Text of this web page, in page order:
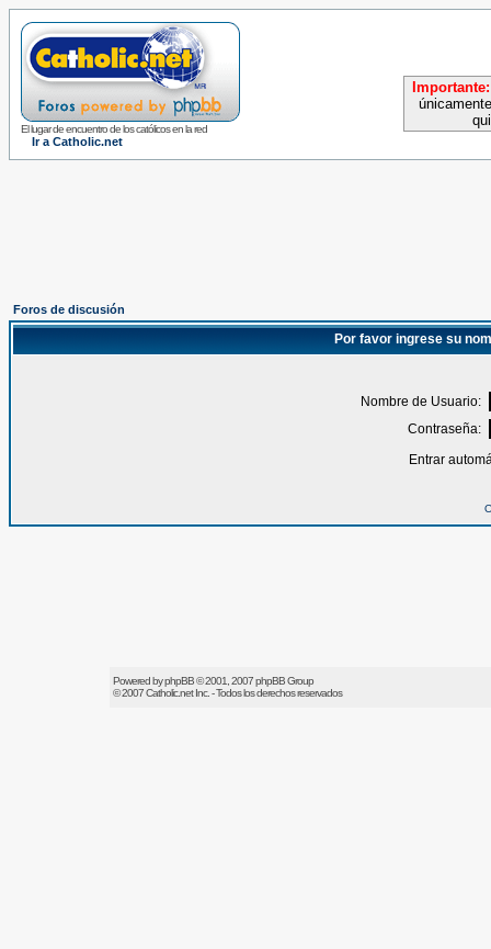
El lugar de encuentro de los católicos en la red
Ir a Catholic.net
Importante:
Foros de discusión
Por favor ingrese su
Nombre de Usuario:
Contraseña:
Entrar
Powered byphpBB© 2001, 2007 phpBB Group
© 2007Catholic.netInc. - Todos los derechos reservados